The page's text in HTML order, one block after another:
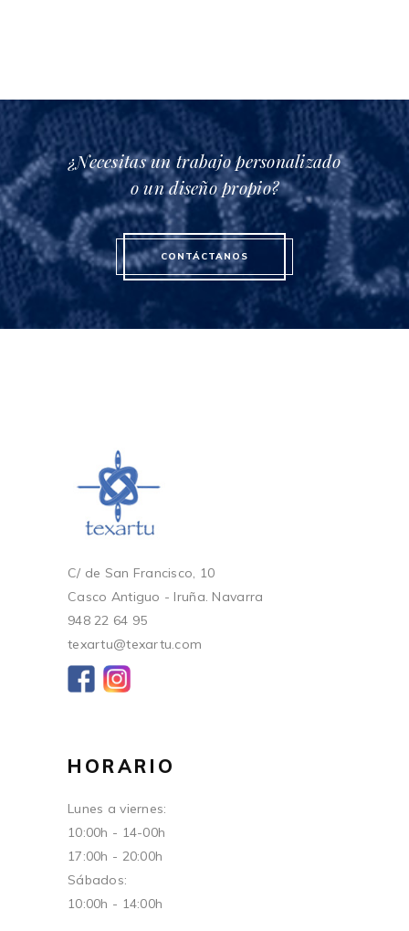
¿Necesitas un trabajo personalizado
o un diseño propio?
CONTÁCTANOS
C/ de San Francisco, 10
Casco Antiguo - Iruña. Navarra
948 22 64 95
texartu@texartu.com
HORARIO
Lunes a viernes:
10:00h - 14-00h
17:00h - 20:00h
Sábados:
10:00h - 14:00h